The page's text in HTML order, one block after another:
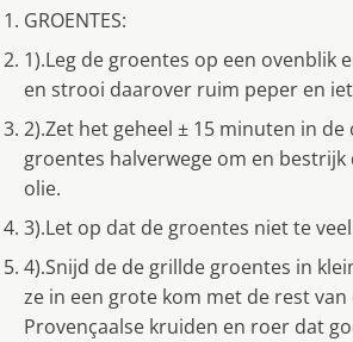
GROENTES:
1).Leg de groentes op een ovenblik
en strooi daarover ruim peper en
2).Zet het geheel ± 15 minuten in
groentes halverwege om en
olie.
3).Let op dat de groentes niet te
4).Snijd de de grillde groentes in
ze in een grote kom met de rest van
Provençaalse kruiden en roer dat